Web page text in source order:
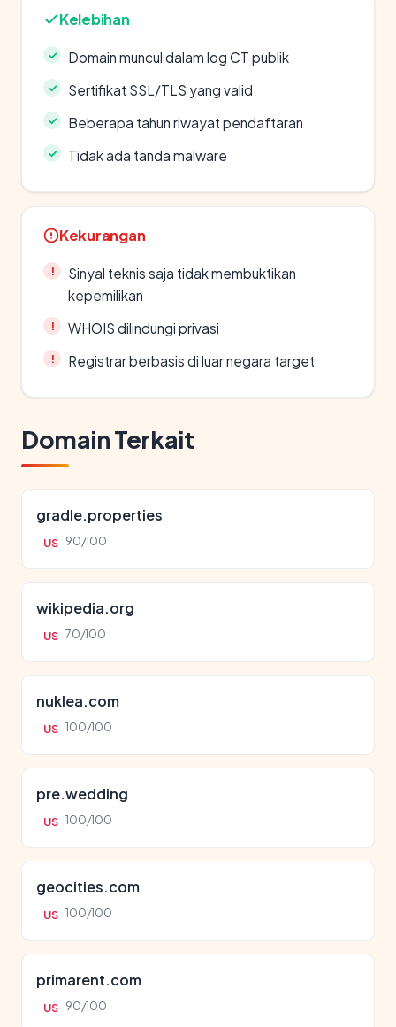
Kelebihan
Domain muncul dalam log CT publik
Sertifikat SSL/TLS yang valid
Beberapa tahun riwayat pendaftaran
Tidak ada tanda malware
Kekurangan
Sinyal teknis saja tidak membuktikan
kepemilikan
WHOIS dilindungi privasi
Registrar berbasis di luar negara target
Domain Terkait
gradle.properties
US 90/100
wikipedia.org
US 70/100
nuklea.com
US 100/100
pre.wedding
US 100/100
geocities.com
US 100/100
primarent.com
US 90/100